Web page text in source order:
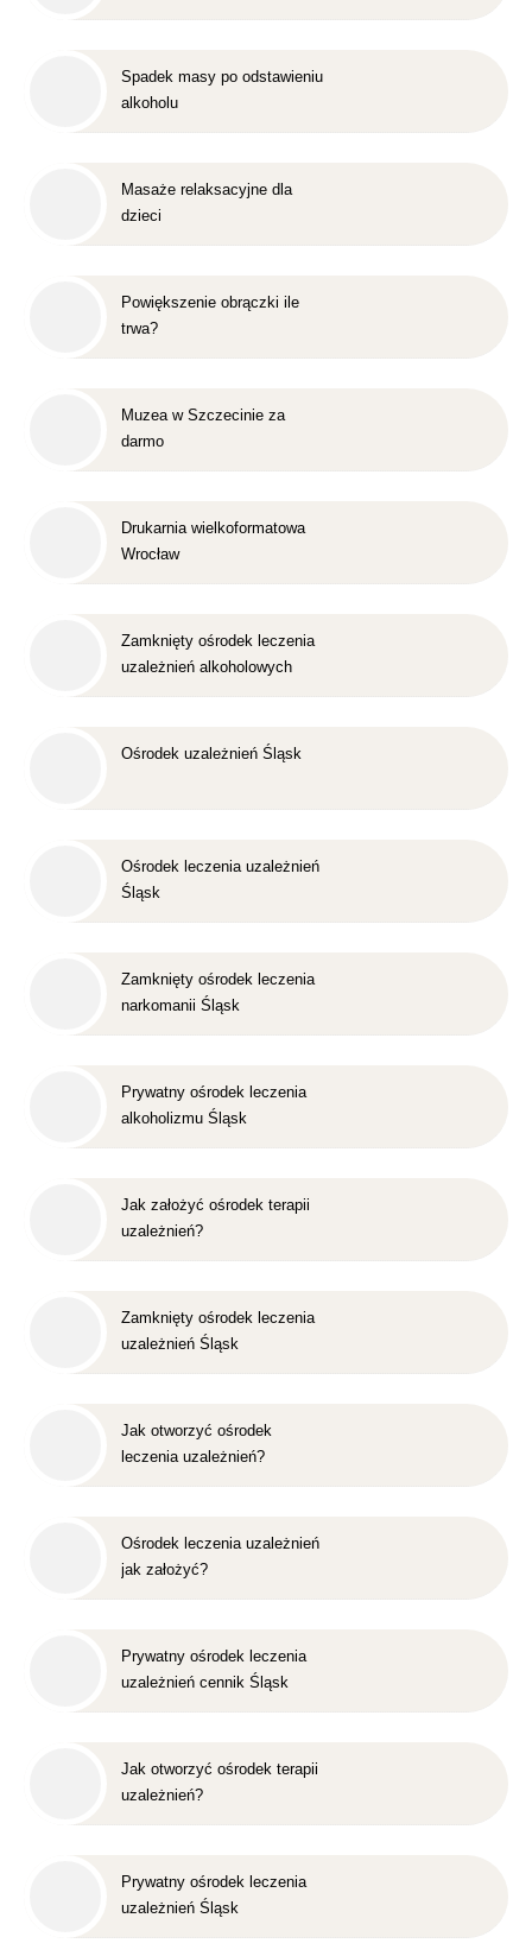
Spadek masy po odstawieniu
alkoholu
Masaże relaksacyjne dla
dzieci
Powiększenie obrączki ile
trwa?
Muzea w Szczecinie za
darmo
Drukarnia wielkoformatowa
Wrocław
Zamknięty ośrodek leczenia
uzależnień alkoholowych
Ośrodek uzależnień Śląsk
Ośrodek leczenia uzależnień
Śląsk
Zamknięty ośrodek leczenia
narkomanii Śląsk
Prywatny ośrodek leczenia
alkoholizmu Śląsk
Jak założyć ośrodek terapii
uzależnień?
Zamknięty ośrodek leczenia
uzależnień Śląsk
Jak otworzyć ośrodek
leczenia uzależnień?
Ośrodek leczenia uzależnień
jak założyć?
Prywatny ośrodek leczenia
uzależnień cennik Śląsk
Jak otworzyć ośrodek terapii
uzależnień?
Prywatny ośrodek leczenia
uzależnień Śląsk